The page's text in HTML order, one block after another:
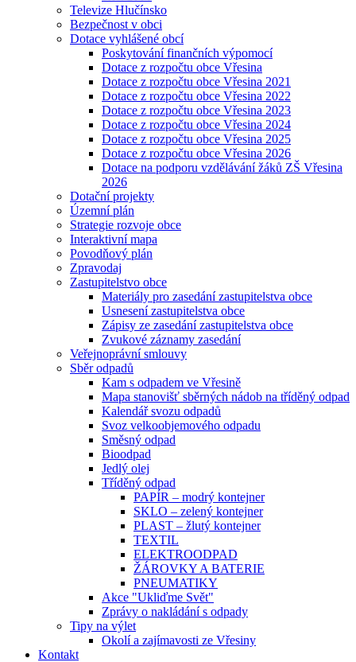
Televize Hlučínsko
Bezpečnost v obci
Dotace vyhlášené obcí
Poskytování finančních výpomocí
Dotace z rozpočtu obce Vřesina
Dotace z rozpočtu obce Vřesina 2021
Dotace z rozpočtu obce Vřesina 2022
Dotace z rozpočtu obce Vřesina 2023
Dotace z rozpočtu obce Vřesina 2024
Dotace z rozpočtu obce Vřesina 2025
Dotace z rozpočtu obce Vřesina 2026
Dotace na podporu vzdělávání žáků ZŠ Vřesina
2026
Dotační projekty
Územní plán
Strategie rozvoje obce
Interaktivní mapa
Povodňový plán
Zpravodaj
Zastupitelstvo obce
Materiály pro zasedání zastupitelstva obce
Usnesení zastupitelstva obce
Zápisy ze zasedání zastupitelstva obce
Zvukové záznamy zasedání
Veřejnoprávní smlouvy
Sběr odpadů
Kam s odpadem ve Vřesině
Mapa stanovišť sběrných nádob na tříděný odpad
Kalendář svozu odpadů
Svoz velkoobjemového odpadu
Směsný odpad
Bioodpad
Jedlý olej
Tříděný odpad
PAPÍR – modrý kontejner
SKLO – zelený kontejner
PLAST – žlutý kontejner
TEXTIL
ELEKTROODPAD
ŽÁROVKY A BATERIE
PNEUMATIKY
Akce "Ukliďme Svět"
Zprávy o nakládání s odpady
Tipy na výlet
Okolí a zajímavosti ze Vřesiny
Kontakt